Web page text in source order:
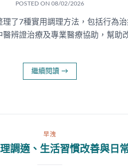
POSTED ON 08/02/2026
了7種實用調理方法，包括行為
辨證治療及專業醫療協助，幫助
繼續閱讀 →
早洩
調適、生活習慣改善與日